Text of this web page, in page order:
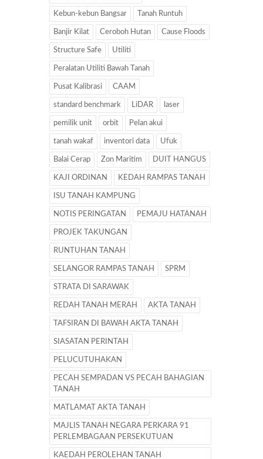
Kebun-kebun Bangsar Tanah Runtuh
Banjir Kilat Ceroboh Hutan Cause Floods
Structure Safe Utiliti
Peralatan Utiliti Bawah Tanah
Pusat Kalibrasi CAAM
standard benchmark LiDAR laser
pemilik unit orbit Pelan akui
tanah wakaf inventori data Ufuk
Balai Cerap Zon Maritim DUIT HANGUS
KAJI ORDINAN KEDAH RAMPAS TANAH
ISU TANAH KAMPUNG
NOTIS PERINGATAN PEMAJU HATANAH
PROJEK TAKUNGAN
RUNTUHAN TANAH
SELANGOR RAMPAS TANAH SPRM
STRATA DI SARAWAK
REDAH TANAH MERAH AKTA TANAH
TAFSIRAN DI BAWAH AKTA TANAH
SIASATAN PERINTAH
PELUCUTUHAKAN
PECAH SEMPADAN VS PECAH BAHAGIAN
TANAH
MATLAMAT AKTA TANAH
MAJLIS TANAH NEGARA PERKARA 91
PERLEMBAGAAN PERSEKUTUAN
KAEDAH PEROLEHAN TANAH